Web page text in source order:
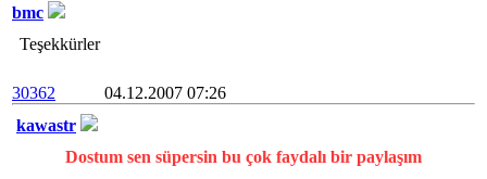
bmc
Teşekkürler
30362
04.12.2007 07:26
kawastr
Dostum sen süpersin bu çok faydalı bir paylaşım